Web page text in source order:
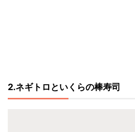
2.ネギトロといくらの棒寿司